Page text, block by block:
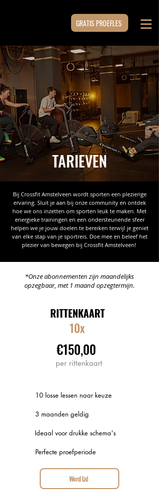
GRATIS PROEFLES
TARIEVEN
Bij Crossfit Amstelveen wordt sporten een plezierige
ervaring. Sluit je aan bij onze community en ontdek
hoe we ons inzetten om sporten leuk te maken. Met
energieke trainingen en een ondersteunende sfeer
helpen we je jouw doelen te bereiken terwijl je geniet
van elke stap van je sportreis. Doe mee en beleef het
plezier van bewegen bij Crossfit Amstelveen!
*Onze abonnementen zijn maandelijks
opzegbaar, met 1 maand opzegtermijn.
RITTENKAART
10x
€150,00
per rittenkaart
10 losse lessen naar keuze
3 maanden geldig
Ideaal voor drukke schema's
Perfecte proefperiode
Word Lid